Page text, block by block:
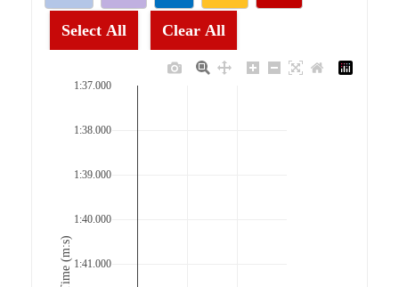
Select All Clear All
1:37.000
1:38.000
1:39.000
1:40.000
1:41.000
Time (m:s)